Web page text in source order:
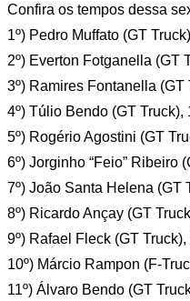
Confira os tempos dessa
1º) Pedro Muffato (GT
2º) Everton Fotganella (GT
3º) Ramires Fontanella (GT
4º) Túlio Bendo (GT Truck),
5º) Rogério Agostini (GT
6º) Jorginho “Feio” Ribeiro
7º) João Santa Helena (GT
8º) Ricardo Ançay (GT
9º) Rafael Fleck (GT
10º) Márcio Rampon (F-
11º) Álvaro Bendo (GT